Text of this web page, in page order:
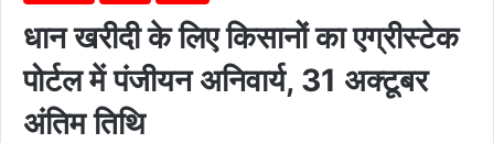
धान खरीदी के लिए किसानों का एग्रीस्टेक
पोर्टल में पंजीयन अनिवार्य, 31 अक्टूबर
अंतिम तिथि